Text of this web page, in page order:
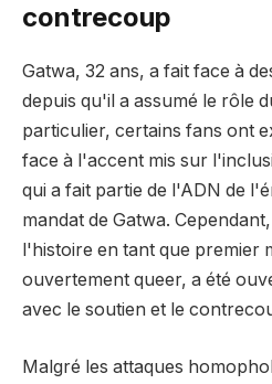
contrecoup
Gatwa, 32 ans, a fait face à
depuis qu'il a assumé le rôle
particulier, certains fans ont
face à l'accent mis sur
qui a fait partie de l'ADN de
mandat de Gatwa.
l'histoire en tant que premier
ouvertement queer, a été
avec le soutien et le
Malgré les attaques